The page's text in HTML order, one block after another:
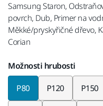
Samsung Staron,
povrch, Dub, Primer na
Měkké/pryskyřičné dřevo,
Corian
Možnosti hrubosti
P80 P120 P150